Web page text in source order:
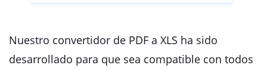
Nuestro convertidor de PDF a XLS ha sido
desarrollado para que sea compatible con todos